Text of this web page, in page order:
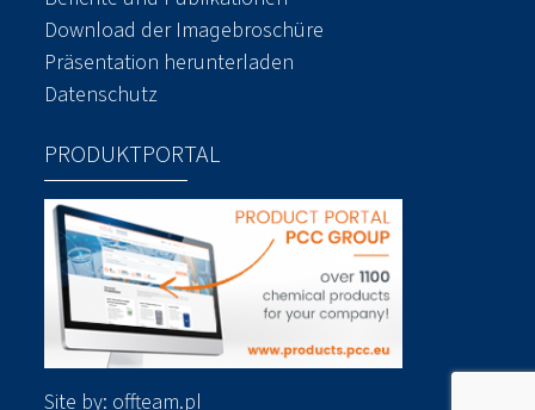
Download der Imagebroschüre
Präsentation herunterladen
Datenschutz
PRODUKTPORTAL
Site by: offteam.pl